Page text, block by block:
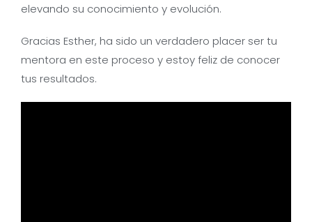
elevando su conocimiento y evolución.
Gracias Esther, ha sido un verdadero placer ser tu
mentora en este proceso y estoy feliz de conocer
tus resultados.